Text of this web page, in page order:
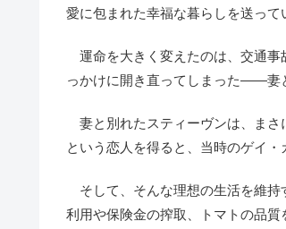
愛に包まれた幸福な暮らしを送って
運命を大きく変えたのは、交通事
っかけに開き直ってしまった――妻
妻と別れたスティーヴンは、まさ
という恋人を得ると、当時のゲイ・
そして、そんな理想の生活を維持
利用や保険金の搾取、トマトの品